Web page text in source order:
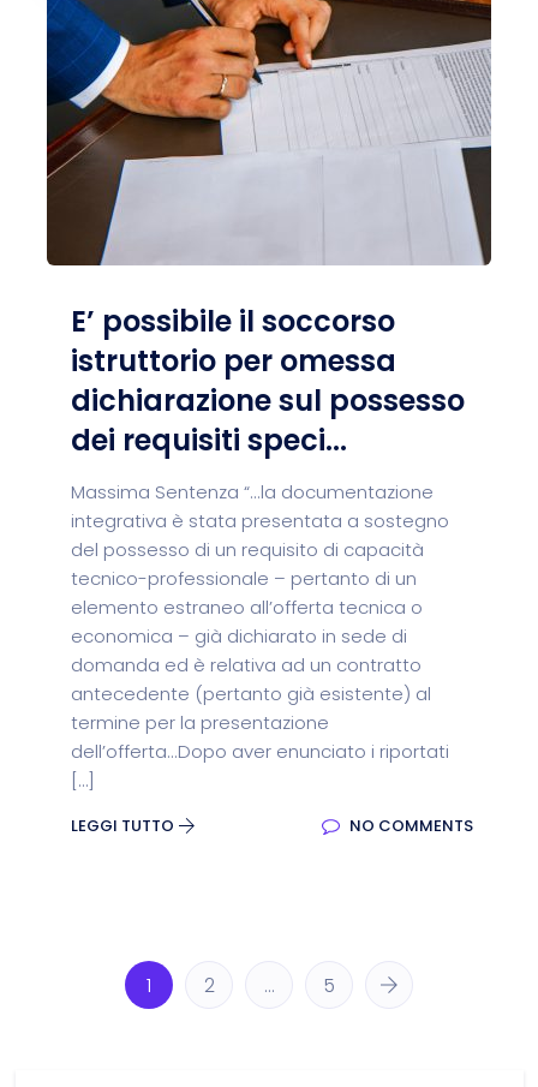
E’ possibile il soccorso
istruttorio per omessa
dichiarazione sul possesso
dei requisiti speci...
Massima Sentenza “...la documentazione
integrativa è stata presentata a sostegno
del possesso di un requisito di capacità
tecnico-professionale – pertanto di un
elemento estraneo all’offerta tecnica o
economica – già dichiarato in sede di
domanda ed è relativa ad un contratto
antecedente (pertanto già esistente) al
termine per la presentazione
dell’offerta...Dopo aver enunciato i riportati
[…]
LEGGI TUTTO NO COMMENTS
1 2 … 5